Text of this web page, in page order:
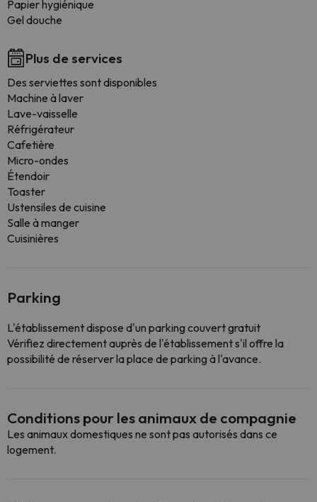
Papier hygiénique
Gel douche
Plus de services
Des serviettes sont disponibles
Machine à laver
Lave-vaisselle
Réfrigérateur
Cafetière
Micro-ondes
Étendoir
Toaster
Ustensiles de cuisine
Salle à manger
Cuisinières
Parking
L'établissement dispose d'un parking couvert gratuit
Vérifiez directement auprès de l'établissement s'il offre la
possibilité de réserver la place de parking à l'avance.
Conditions pour les animaux de compagnie
Les animaux domestiques ne sont pas autorisés dans ce
logement.